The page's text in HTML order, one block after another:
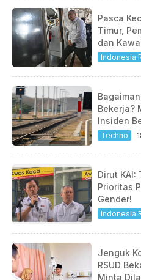
Pasca
Timur,
dan
Indonesia
Bekerja?
Insiden
Techno
Dirut
Prioritas
Gender!
Indonesia
Jenguk
RSUD
Minta